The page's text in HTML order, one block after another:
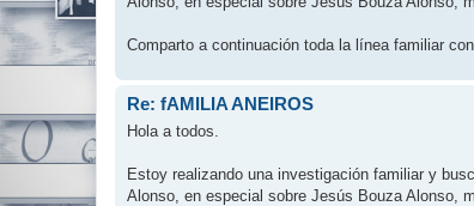
Comparto a continuación toda la línea familiar
Re: fAMILIA ANEIROS
Hola a todos.
Estoy realizando una investigación familiar y
Alonso, en especial sobre Jesús Bouza Alonso,